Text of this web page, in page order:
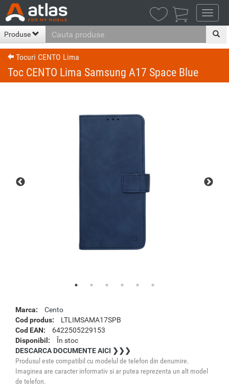
Produse
Tocuri CENTO Lima
Toc CENTO Lima Samsung A17 Space Blue
Marca:
Cento
Cod produs:
LTLIMSAMA17SPB
Cod EAN:
6422505229153
Disponibil:
În stoc
DESCARCA DOCUMENTE AICI ❯❯❯
Produsul este compatibil cu modelul de telefon din denumire.
Imaginea are caracter informativ si ar putea reprezenta un alt model
de telefon.